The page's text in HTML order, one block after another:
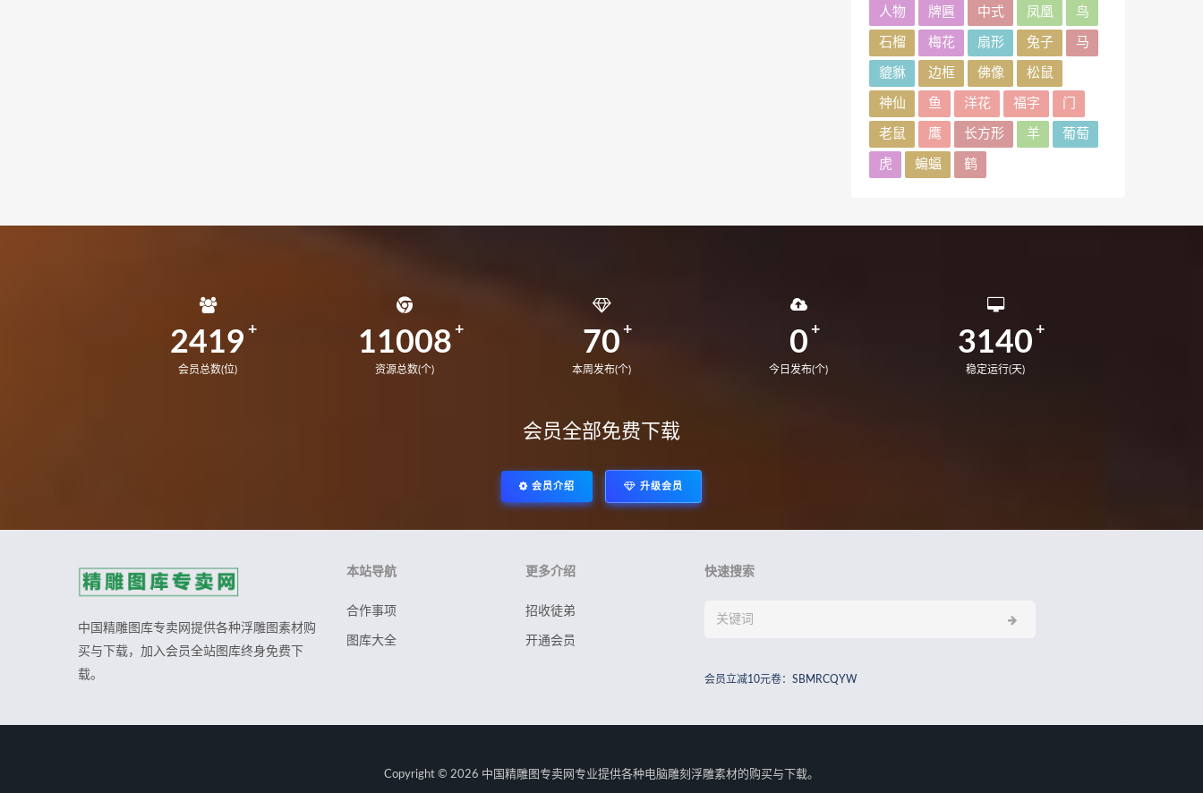
人物 牌匾 中式 凤凰 鸟
石榴 梅花 扇形 兔子 马
貔貅 边框 佛像 松鼠
神仙 鱼 洋花 福字 门
老鼠 鹰 长方形 羊 葡萄
虎 蝙蝠 鹤
2419
会员总数(位)
11008
资源总数(个)
70
本周发布(个)
0
今日发布(个)
3140
稳定运行(天)
会员全部免费下载
会员介绍 升级会员
中国精雕图库专卖网提供各种浮雕图素材购
买与下载，加入会员全站图库终身免费下
载。
本站导航
合作事项
图库大全
更多介绍
招收徒弟
开通会员
快速搜索
会员立减10元卷：SBMRCQYW
Copyright © 2026 中国精雕图专卖网专业提供各种电脑雕刻浮雕素材的购买与下载。